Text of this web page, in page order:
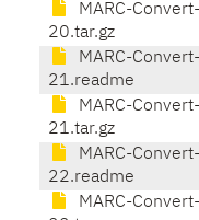
MARC-
20.tar.gz
MARC-
21.readme
MARC-
21.tar.gz
MARC-
22.readme
MARC-